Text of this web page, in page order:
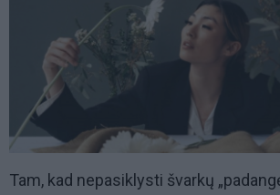
Tam, kad nepasiklysti švarkų